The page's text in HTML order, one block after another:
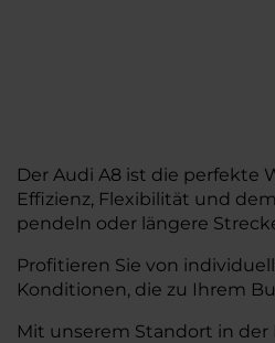
Der Audi A8 ist die perfekte
Effizienz, Flexibilität und
pendeln oder längere
Profitieren Sie von
Konditionen, die zu Ihrem
Mit unserem Standort in